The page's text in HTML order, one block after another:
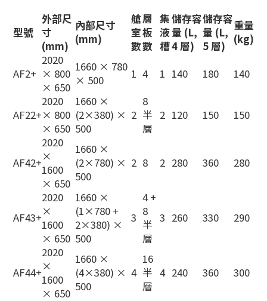
型號
外部尺
寸
(mm)
內部尺寸
(mm)
艙
室
數
層
板
數
集
液
槽
儲存容
量 (L,
4 層)
儲存容
量 (L,
5 層)
重量
(kg)
AF2+
2020
× 800
× 650
1660 × 780
× 500
1 4 1 140 180 140
AF22+
2020
× 800
× 650
1660 ×
(2×380) ×
500
2
8
半
層
2 120 150 150
AF42+
2020
×
1600
× 650
1660 ×
(2×780) ×
500
2 8 2 280 360 280
AF43+
2020
×
1600
× 650
1660 ×
(1×780 +
2×380) ×
500
3
4 +
8
半
層
3 260 330 290
AF44+
2020
×
1600
× 650
1660 ×
(4×380) ×
500
4
16
半
層
4 240 360 300